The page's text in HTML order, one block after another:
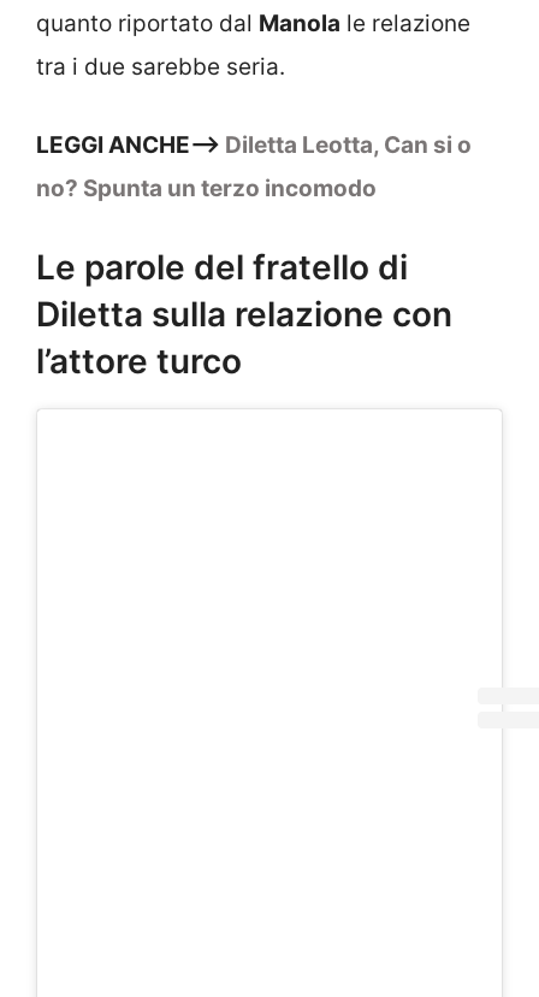
quanto riportato dal Manola le relazione
tra i due sarebbe seria.
LEGGI ANCHE–> Diletta Leotta, Can si o
no? Spunta un terzo incomodo
Le parole del fratello di
Diletta sulla relazione con
l’attore turco